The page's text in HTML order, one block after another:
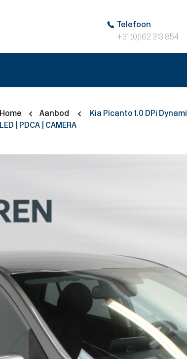
Telefoon
+31 (0)162 313 854
Home Aanbod
Kia Picanto 1.0 DPi
LED | PDCA | CAMERA